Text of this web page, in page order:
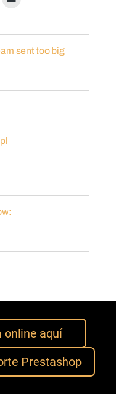
sent too big
online aquí
Prestashop